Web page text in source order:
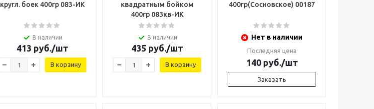
кругл. боек 400гр 083-ИК
В наличии
413 руб./шт
В корзину
квадратным бойком
400гр 083кв-ИК
В наличии
435 руб./шт
В корзину
400гр(Сосновское) 00187
Нет в наличии
Последняя цена
140руб./шт
Заказать